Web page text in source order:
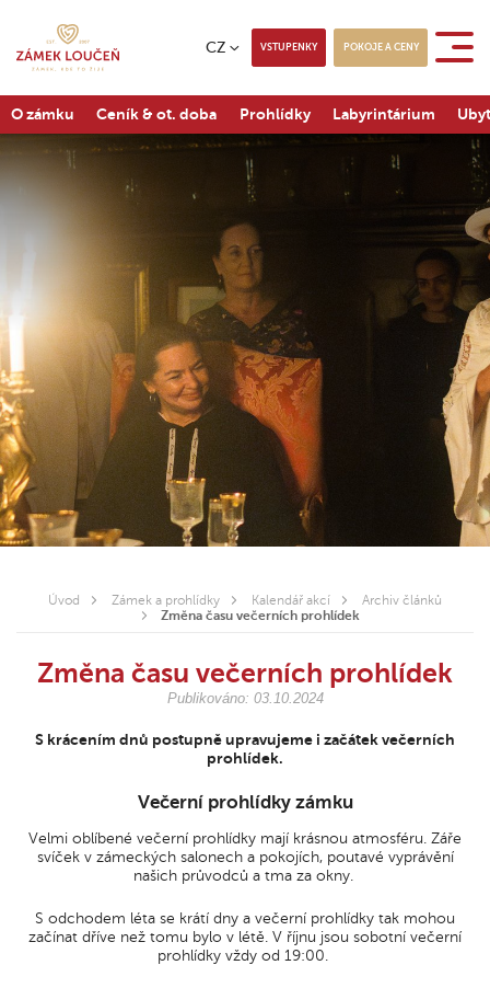
CZ VSTUPENKY POKOJE A CENY
O zámku Ceník & ot. doba Prohlídky Labyrintárium
Úvod Zámek a prohlídky Kalendář akcí
Archiv článků
Změna času večerních prohlídek
Změna času večerních prohlídek
Publikováno: 03.10.2024
S krácením dnů postupně upravujeme i začátek večerních
prohlídek.
Večerní prohlídky zámku
Velmi oblíbené večerní prohlídky mají krásnou atmosféru. Záře
svíček v zámeckých salonech a pokojích, poutavé vyprávění
našich průvodců a tma za okny.
S odchodem léta se krátí dny a večerní prohlídky tak mohou
začínat dříve než tomu bylo v létě. V říjnu jsou sobotní večerní
prohlídky vždy od 19:00.